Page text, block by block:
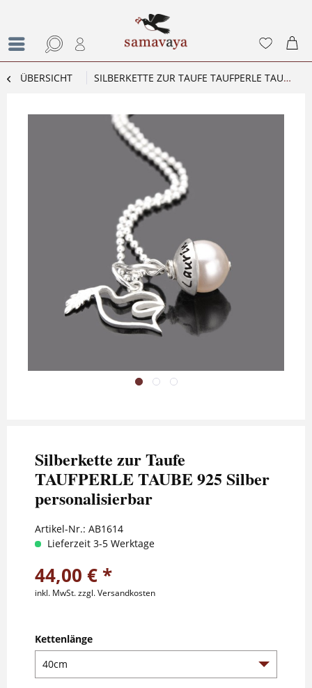
ÜBERSICHT SILBERKETTE ZUR TAUFE TAUFPERLE TAUBE 925 SILBER PERSONALISIERBAR
Silberkette zur Taufe
TAUFPERLE TAUBE 925 Silber
personalisierbar
Artikel-Nr.: AB1614
Lieferzeit 3-5 Werktage
44,00 € *
inkl. MwSt.zzgl. Versandkosten
Kettenlänge